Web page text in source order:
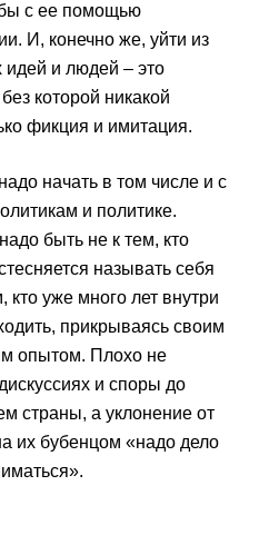
с ее помощью
И, конечно же, уйти из
и людей – это
которой никакой
фикция и имитация.
начать в том числе и с
и политике.
быть не к тем, кто
называть себя
кто уже много лет внутри
прикрываясь своим
опытом. Плохо не
и споры до
страны, а уклонение от
их бубенцом «надо дело